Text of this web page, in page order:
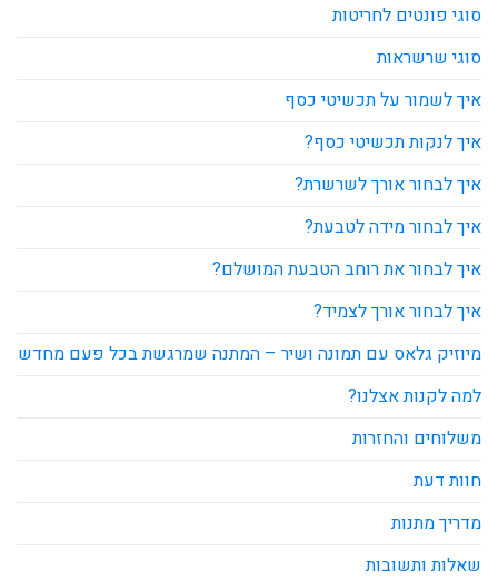
סוגי פונטים לחריטות
סוגי שרשראות
איך לשמור על תכשיטי כסף
איך לנקות תכשיטי כסף?
איך לבחור אורך לשרשרת?
איך לבחור מידה לטבעת?
איך לבחור את רוחב הטבעת המושלם?
איך לבחור אורך לצמיד?
מיוזיק גלאס עם תמונה ושיר – המתנה שמרגשת בכל פעם מחדש
למה לקנות אצלנו?
משלוחים והחזרות
חוות דעת
מדריך מתנות
שאלות ותשובות